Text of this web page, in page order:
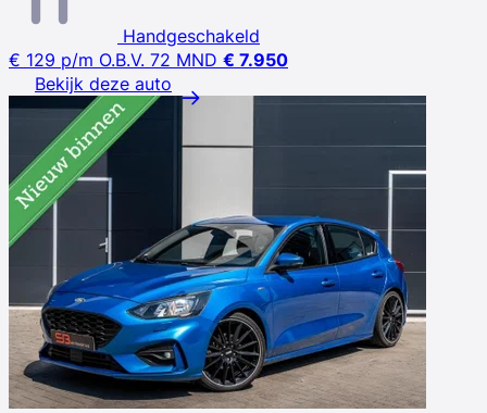
Handgeschakeld
€ 129 p/m O.B.V. 72 MND € 7.950
Bekijk deze auto